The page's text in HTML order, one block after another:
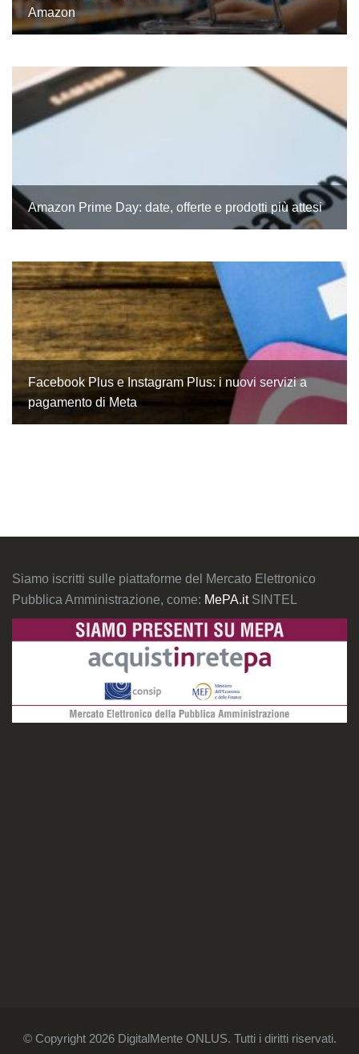
Amazon
Amazon Prime Day: date, offerte e prodotti più attesi
Facebook Plus e Instagram Plus: i nuovi servizi a
pagamento di Meta
Siamo iscritti sulle piattaforme del Mercato Elettronico
Pubblica Amministrazione, come: MePA.it SINTEL
© Copyright 2026 DigitalMente ONLUS. Tutti i diritti riservati.